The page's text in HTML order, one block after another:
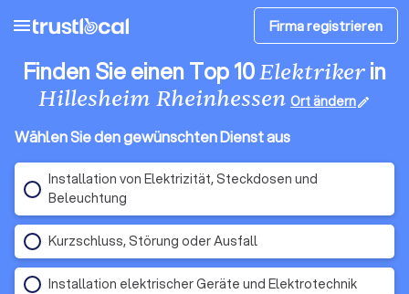
menu Firma registrieren
Finden Sie einen Top 10Elektrikerin
Hillesheim Rheinhessen Ort ändernedit
Wählen Sie den gewünschten Dienst aus
Installation von Elektrizität, Steckdosen und
Beleuchtung
Kurzschluss, Störung oder Ausfall
Installation elektrischer Geräte und Elektrotechnik